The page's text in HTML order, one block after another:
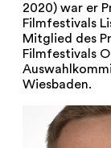
2020) war er
Filmfestivals
Mitglied des
Filmfestivals
Wiesbaden.